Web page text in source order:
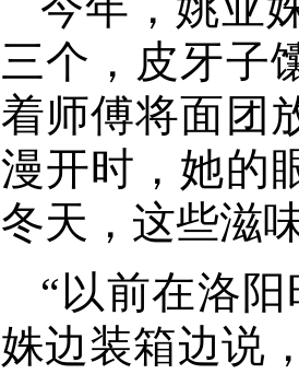
三个，皮牙子
着师傅将面团
漫开时，她的
冬天，这些滋
“以前在洛
姝边装箱边说